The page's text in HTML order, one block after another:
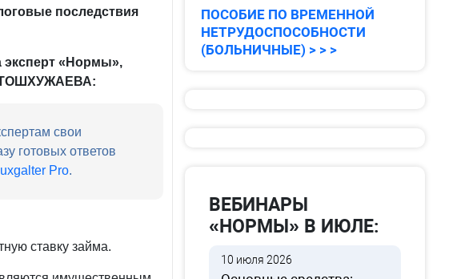
последствия
эксперт «Нормы»,
свои
готовых ответов
Pro.
ставку займа.
ПОСОБИЕ ПО ВРЕМЕННОЙ
НЕТРУДОСПОСОБНОСТИ
(БОЛЬНИЧНЫЕ) > > >
ВЕБИНАРЫ
«НОРМЫ» В ИЮЛЕ:
10 июля 2026